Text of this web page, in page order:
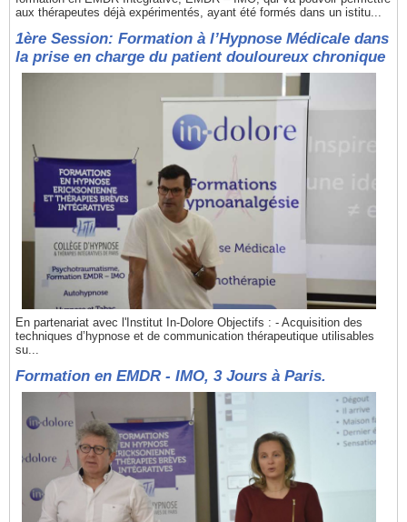
aux thérapeutes déjà expérimentés, ayant été formés dans un istitu...
1ère Session: Formation à l’Hypnose Médicale dans
la prise en charge du patient douloureux chronique
En partenariat avec l'Institut In-Dolore Objectifs : - Acquisition des
techniques d’hypnose et de communication thérapeutique utilisables
su...
Formation en EMDR - IMO, 3 Jours à Paris.